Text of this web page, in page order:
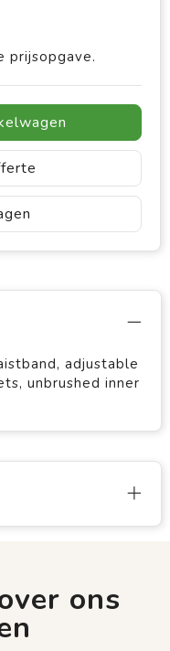
prijsopgave.
adjustable
unbrushed inner
ons